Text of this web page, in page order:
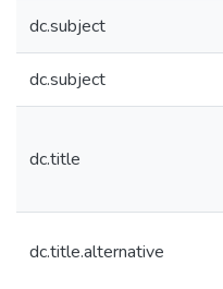
dc.subject
dc.subject
dc.title
dc.title.alternative